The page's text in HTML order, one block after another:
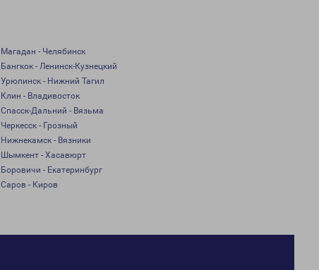
Магадан - Челябинск
Бангкок - Ленинск-Кузнецкий
Урюпинск - Нижний Тагил
Клин - Владивосток
Спасск-Дальний - Вязьма
Черкесск - Грозный
Нижнекамск - Вязники
Шымкент - Хасавюрт
Боровичи - Екатеринбург
Саров - Киров